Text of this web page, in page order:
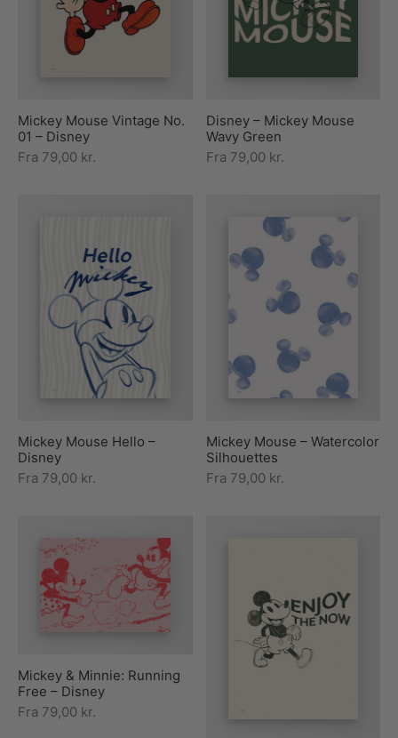
Mickey Mouse Vintage No.
01 – Disney
Fra 79,00 kr.
Disney – Mickey Mouse
Wavy Green
Fra 79,00 kr.
Mickey Mouse Hello –
Disney
Fra 79,00 kr.
Mickey Mouse – Watercolor
Silhouettes
Fra 79,00 kr.
Mickey & Minnie: Running
Free – Disney
Fra 79,00 kr.
plakater
i pastelfarver
plakater
til sommerhuset
plakater
med kvinder